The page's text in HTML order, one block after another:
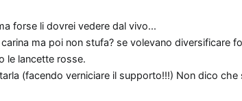
forse li dovrei vedere dal vivo...
ma poi non stufa? se volevano diversificare
le lancette rosse.
(facendo verniciare il supporto!!!) Non dico che